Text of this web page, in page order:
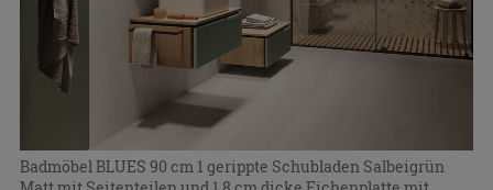
Badmöbel BLUES 90 cm 1 gerippte Schubladen Salbeigrün